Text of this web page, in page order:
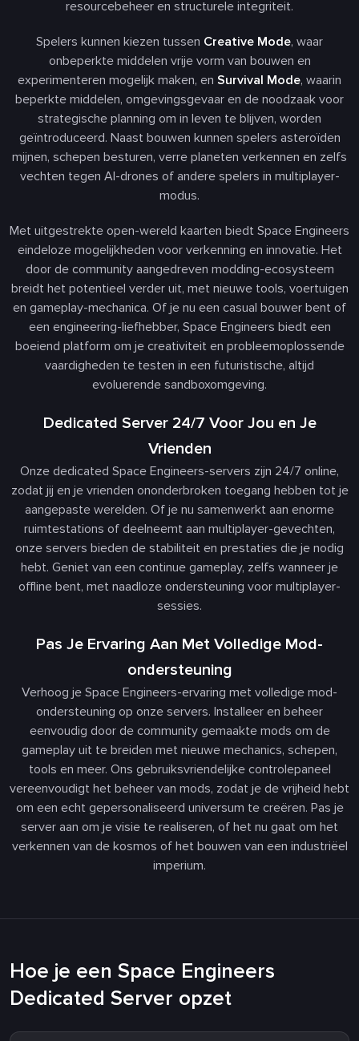
resourcebeheer en structurele integriteit.
Spelers kunnen kiezen tussen Creative Mode, waar
onbeperkte middelen vrije vorm van bouwen en
experimenteren mogelijk maken, en Survival Mode, waarin
beperkte middelen, omgevingsgevaar en de noodzaak voor
strategische planning om in leven te blijven, worden
geïntroduceerd. Naast bouwen kunnen spelers asteroïden
mijnen, schepen besturen, verre planeten verkennen en zelfs
vechten tegen AI-drones of andere spelers in multiplayer-
modus.
Met uitgestrekte open-wereld kaarten biedt Space Engineers
eindeloze mogelijkheden voor verkenning en innovatie. Het
door de community aangedreven modding-ecosysteem
breidt het potentieel verder uit, met nieuwe tools, voertuigen
en gameplay-mechanica. Of je nu een casual bouwer bent of
een engineering-liefhebber, Space Engineers biedt een
boeiend platform om je creativiteit en probleemoplossende
vaardigheden te testen in een futuristische, altijd
evoluerende sandboxomgeving.
Dedicated Server 24/7 Voor Jou en Je
Vrienden
Onze dedicated Space Engineers-servers zijn 24/7 online,
zodat jij en je vrienden ononderbroken toegang hebben tot je
aangepaste werelden. Of je nu samenwerkt aan enorme
ruimtestations of deelneemt aan multiplayer-gevechten,
onze servers bieden de stabiliteit en prestaties die je nodig
hebt. Geniet van een continue gameplay, zelfs wanneer je
offline bent, met naadloze ondersteuning voor multiplayer-
sessies.
Pas Je Ervaring Aan Met Volledige Mod-
ondersteuning
Verhoog je Space Engineers-ervaring met volledige mod-
ondersteuning op onze servers. Installeer en beheer
eenvoudig door de community gemaakte mods om de
gameplay uit te breiden met nieuwe mechanics, schepen,
tools en meer. Ons gebruiksvriendelijke controlepaneel
vereenvoudigt het beheer van mods, zodat je de vrijheid hebt
om een echt gepersonaliseerd universum te creëren. Pas je
server aan om je visie te realiseren, of het nu gaat om het
verkennen van de kosmos of het bouwen van een industriëel
imperium.
Hoe je een Space Engineers
Dedicated Server opzet